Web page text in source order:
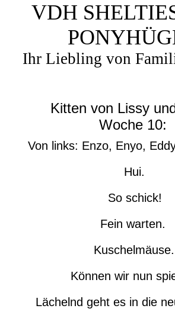
VDH
Ihr Liebling von
Kitten von Lissy
Woche 10:
Von links: Enzo, Enyo,
Hui.
So schick!
Fein warten.
Kuschelmäuse.
Können wir nun
Lächelnd geht es in die